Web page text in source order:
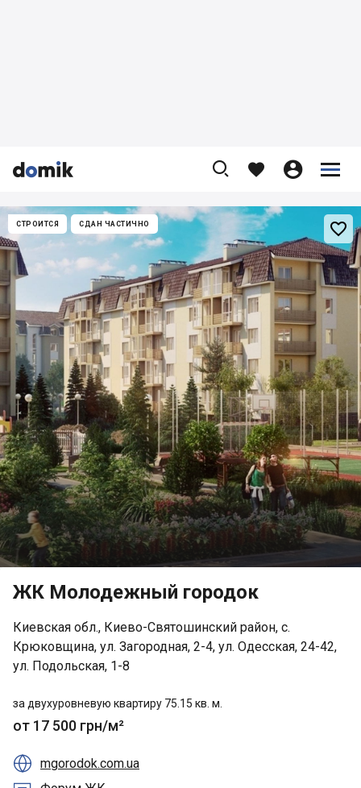


    


СТРОИТСЯ СДАН ЧАСТИЧНО 
ЖК Молодежный городок
Киевская обл., Киево-Святошинский район, с.
Крюковщина, ул. Загородная, 2-4, ул. Одесская, 24-42,
ул. Подольская, 1-8
за двухуровневую квартиру 75.15 кв. м.
от 17 500 грн/м²
 mgorodok.com.ua